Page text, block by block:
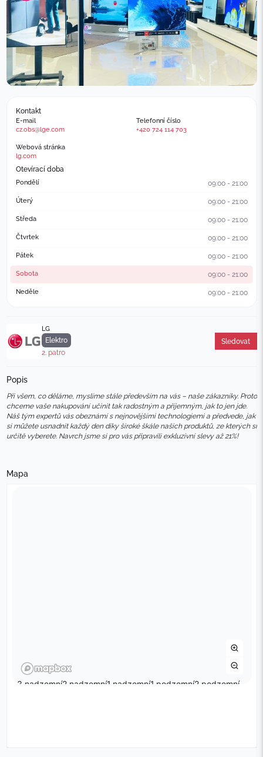
LG
Elektro
2. patro
Sledovat
Popis
Při všem, co děláme, myslíme stále především na vás – naše zákazníky. Proto
chceme vaše nakupování učinit tak radostným a příjemným, jak to jen jde.
Náš tým expertů vás obeznámí s nejnovějšími technologiemi a předvede, jak
si můžete usnadnit každý den díky široké škále našich produktů, ze kterých si
určitě vyberete. Navrch jsme si pro vás připravili exkluzivní slevy až 21%!
Kontakt
E-mail
cz.obs@lge.com
Telefonní číslo
+420 724 114 703
Webová stránka
lg.com
Otevírací doba
Pondělí 09:00 - 21:00
Úterý 09:00 - 21:00
Středa 09:00 - 21:00
Čtvrtek 09:00 - 21:00
Pátek 09:00 - 21:00
Sobota 09:00 - 21:00
Neděle 09:00 - 21:00
Mapa